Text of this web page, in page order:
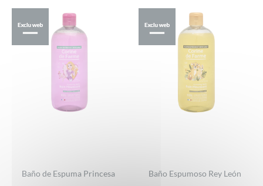
Baño de Espuma Princesa Baño Espumoso Rey León